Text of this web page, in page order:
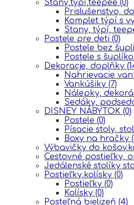
Stany,týpí,teepee (0)
Prislušenstvo,
Komplet týpí s
Stany, týpí,
Postele pre deti (0)
Postele bez
Postele s
Dekoracje, doplňky
Nahrievacie
Vankúšiky (7)
Nálepky,
Sedáky,
DISNEY NÁBYTOK (0)
Postele (0)
Písacie stoly,
Boxy na hračky
Výbavičky do
Cestovné postieľky,
Jedálenské stolíky
Postieľky,kolísky (0)
Postieľky (0)
Kolísky (0)
Posteľná bielizeň (4)